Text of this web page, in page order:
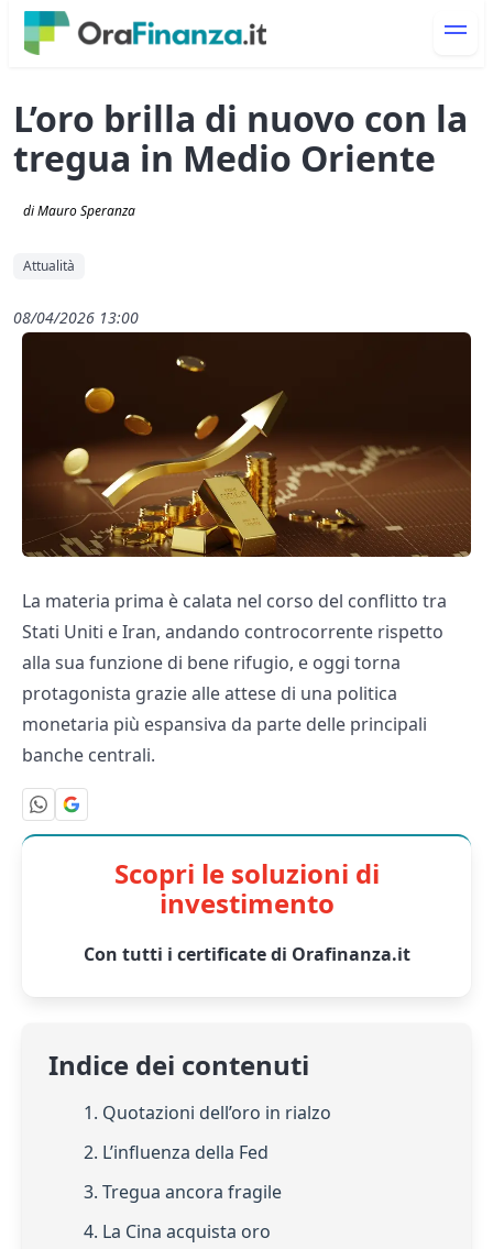
L’oro brilla di nuovo con la
tregua in Medio Oriente
di Mauro Speranza
Attualità
08/04/2026 13:00
La materia prima è calata nel corso del conflitto tra
Stati Uniti e Iran, andando controcorrente rispetto
alla sua funzione di bene rifugio, e oggi torna
protagonista grazie alle attese di una politica
monetaria più espansiva da parte delle principali
banche centrali.
Scopri le soluzioni di
investimento
Con tutti i certificate di Orafinanza.it
Indice dei contenuti
1. Quotazioni dell’oro in rialzo
2. L’influenza della Fed
3. Tregua ancora fragile
4. La Cina acquista oro